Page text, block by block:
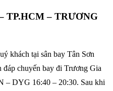
TP.HCM – TRƯƠNG
khách tại sân bay Tân Sơn
đáp chuyến bay đi Trương Gia
– DYG 16:40 – 20:30. Sau khi